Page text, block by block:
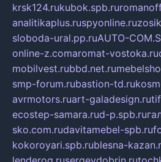
krsk124.rukubok.spb.ru
analitikaplus.ruspyonline.ru
sloboda-ural.pp.ruAUTO-
online-z.comaromat-vostoka.ru
mobilvest.rubbd.net.ru
smp-forum.rubastion-td.ru
avrmotors.ruart-galadesign.ru
ecostep-samara.rud-p.spb.ru
sko.com.rudavitamebel-spb.ru
kokoroyari.spb.rublesna-